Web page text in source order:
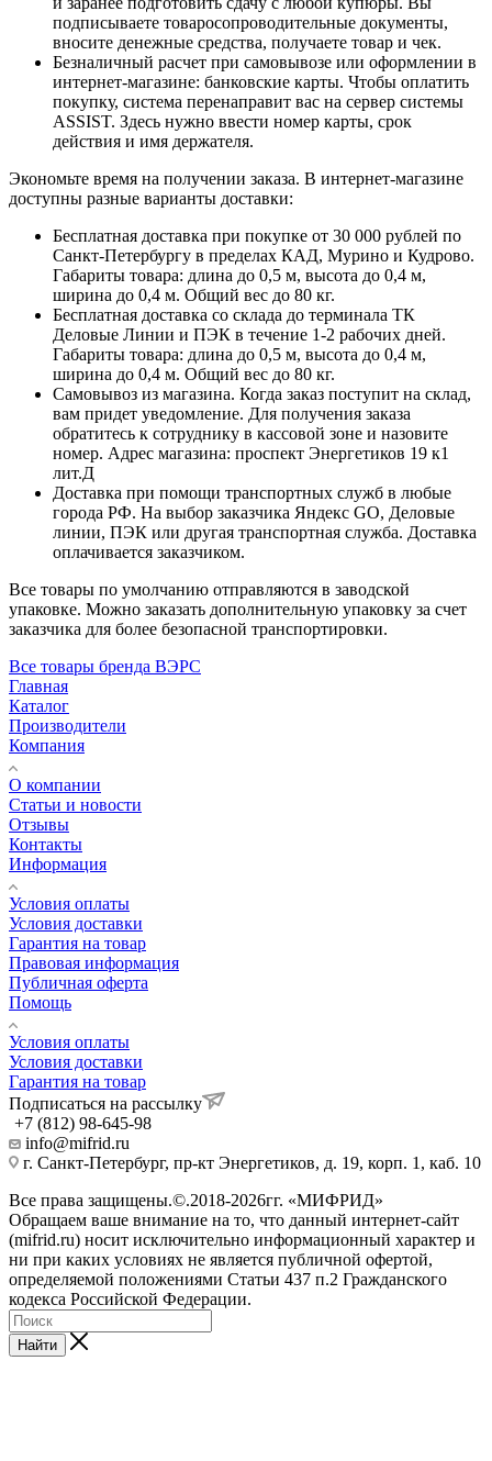
подписываете товаросопроводительные документы,
вносите денежные средства, получаете товар и чек.
Безналичный расчет при самовывозе или оформлении в
интернет-магазине: банковские карты. Чтобы оплатить
покупку, система перенаправит вас на сервер системы
ASSIST. Здесь нужно ввести номер карты, срок
действия и имя держателя.
Экономьте время на получении заказа. В интернет-магазине
доступны разные варианты доставки:
Бесплатная доставка при покупке от 30 000 рублей по
Санкт-Петербургу в пределах КАД, Мурино и Кудрово.
Габариты товара: длина до 0,5 м, высота до 0,4 м,
ширина до 0,4 м. Общий вес до 80 кг.
Бесплатная доставка со склада до терминала ТК
Деловые Линии и ПЭК в течение 1-2 рабочих дней.
Габариты товара: длина до 0,5 м, высота до 0,4 м,
ширина до 0,4 м. Общий вес до 80 кг.
Самовывоз из магазина. Когда заказ поступит на склад,
вам придет уведомление. Для получения заказа
обратитесь к сотруднику в кассовой зоне и назовите
номер. Адрес магазина: проспект Энергетиков 19 к1
лит.Д
Доставка при помощи транспортных служб в любые
города РФ. На выбор заказчика Яндекс GO, Деловые
линии, ПЭК или другая транспортная служба. Доставка
оплачивается заказчиком.
Все товары по умолчанию отправляются в заводской
упаковке. Можно заказать дополнительную упаковку за счет
заказчика для более безопасной транспортировки.
Все товары бренда ВЭРС
Главная
Каталог
Производители
Компания
О компании
Статьи и новости
Отзывы
Контакты
Информация
Условия оплаты
Условия доставки
Гарантия на товар
Правовая информация
Публичная оферта
Помощь
Условия оплаты
Условия доставки
Гарантия на товар
Подписаться на рассылку
+7 (812) 98-645-98
info@mifrid.ru
г. Санкт-Петербург, пр-кт Энергетиков, д. 19, корп. 1, каб. 10
Все права защищены.©.2018-2026гг. «МИФРИД»
Обращаем ваше внимание на то, что данный интернет-сайт
(mifrid.ru) носит исключительно информационный характер и
ни при каких условиях не является публичной офертой,
определяемой положениями Статьи 437 п.2 Гражданского
кодекса Российской Федерации.
Найти